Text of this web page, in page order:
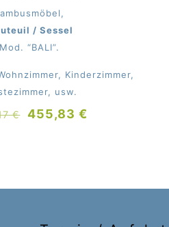
/ Sessel
Mod. “BALI”.
Kinderzimmer,
usw.
€
Ursprünglicher
455,83€